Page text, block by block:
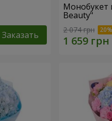
Заказать
Монобукет
Beauty"
2 074 грн